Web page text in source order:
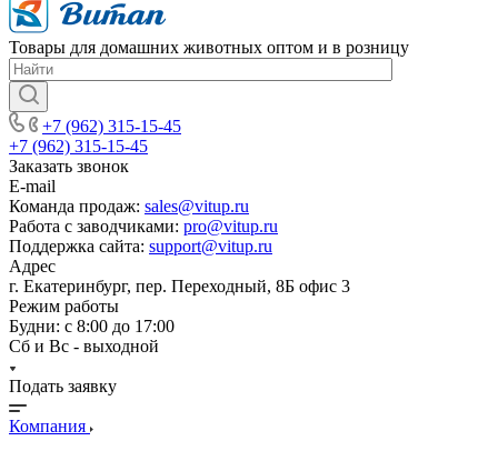
Товары для домашних животных оптом и в розницу
+7 (962) 315-15-45
+7 (962) 315-15-45
Заказать звонок
E-mail
Команда продаж: sales@vitup.ru
Работа с заводчиками: pro@vitup.ru
Поддержка сайта: support@vitup.ru
Адрес
г. Екатеринбург, пер. Переходный, 8Б офис 3
Режим работы
Будни: с 8:00 до 17:00
Сб и Вс - выходной
Подать заявку
Компания